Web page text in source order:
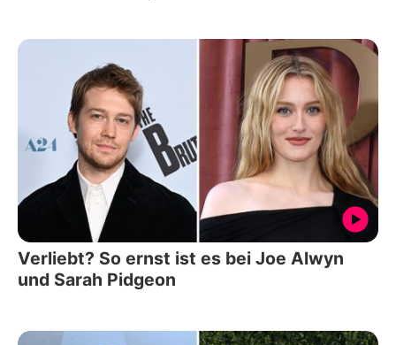
Verliebt? So ernst ist es bei Joe Alwyn
und Sarah Pidgeon